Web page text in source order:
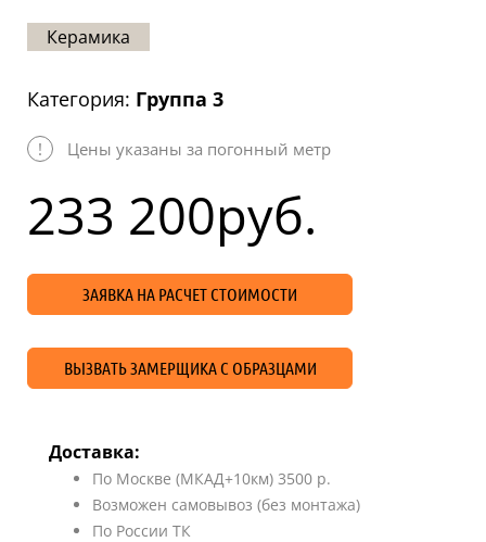
Карта
Керамика
Категория: Группа 3
! Цены указаны за погонный метр
233 200руб.
ЗАЯВКА НА РАСЧЕТ СТОИМОСТИ
ВЫЗВАТЬ ЗАМЕРЩИКА С ОБРАЗЦАМИ
Доставка:
По Москве (МКАД+10км) 3500 р.
Возможен самовывоз (без монтажа)
По России ТК